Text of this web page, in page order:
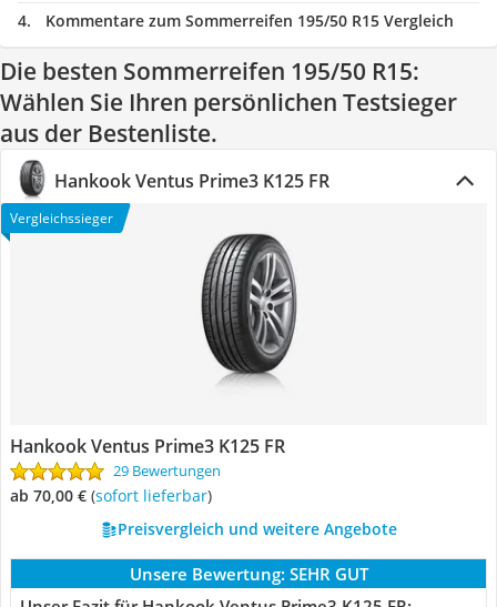
Kommentare zum Sommerreifen 195/50 R15 Vergleich
Die besten Sommerreifen 195/50 R15:
Wählen Sie Ihren persönlichen Testsieger
aus der Bestenliste.
Hankook Ventus Prime3 K125 FR
Vergleichssieger
Hankook Ventus Prime3 K125 FR
29 Bewertungen
ab 70,00 € ( Sofort lieferbar)
Preisvergleich und weitere Angebote
Unsere Bewertung: SEHR GUT